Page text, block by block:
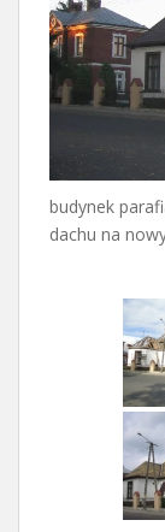
budynek
dachu na